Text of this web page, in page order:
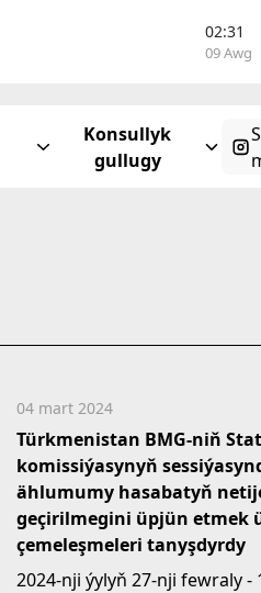
02:31
09 Awg
Konsullyk
gullugy
04 mart 2024
Türkmenistan BMG-niň
komissiýasynyň
ählumumy hasabatyň
geçirilmegini üpjün etmek
çemeleşmeleri tanyşdyrdy
2024-nji ýylyň 27-nji fewraly -